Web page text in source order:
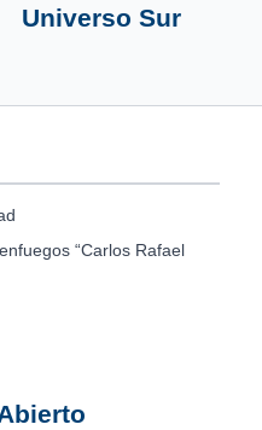
Universo Sur
“Carlos Rafael